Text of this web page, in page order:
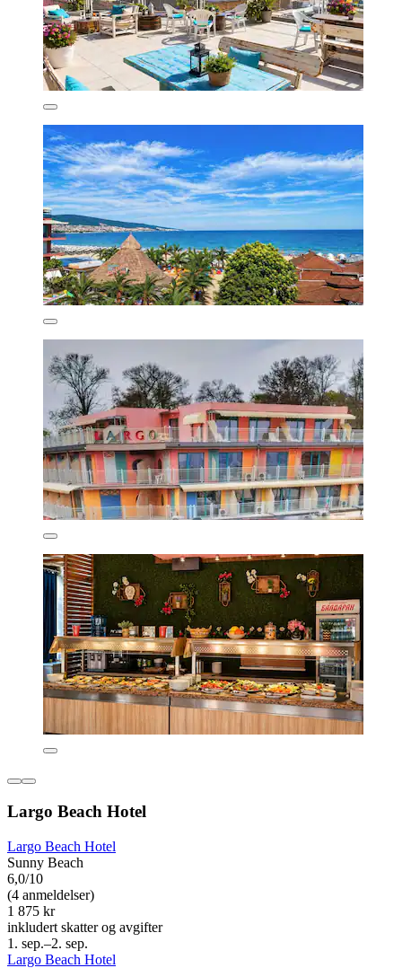
Largo Beach Hotel
Largo Beach Hotel
Sunny Beach
6,0/10
(4 anmeldelser)
1 875 kr
inkludert skatter og avgifter
1. sep.–2. sep.
Largo Beach Hotel